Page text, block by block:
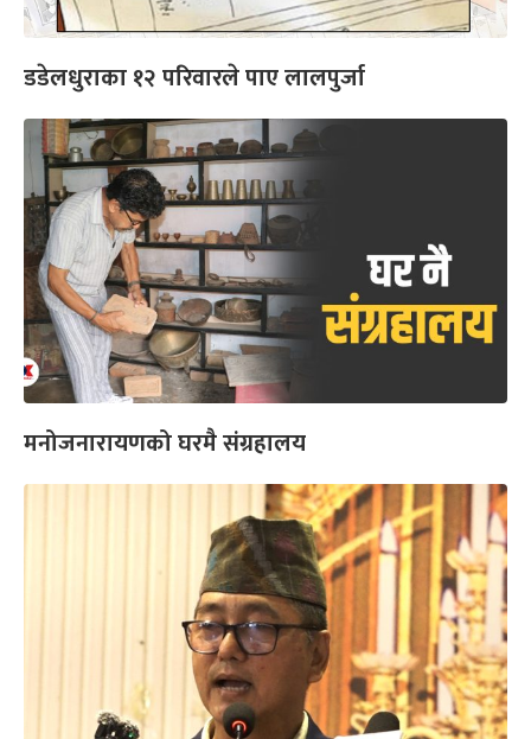
डडेलधुराका १२ परिवारले पाए लालपुर्जा
मनोजनारायणको घरमै संग्रहालय